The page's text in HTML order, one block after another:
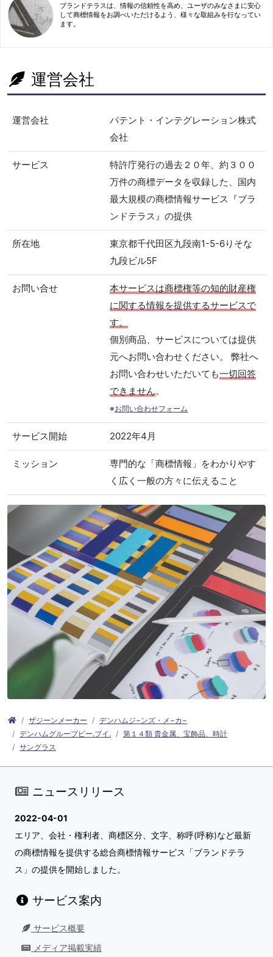
ブランドテラスは、情報の信頼性を高め、ユーザのみなさまに安心
して商標情報をお調べいただけるよう、様々な取組みを行なってい
ます。
運営会社
運営会社
パテント・インテグレーション株式
会社
サービス
特許庁発行の過去２０年、約３００
万件の商標データを収録した、国内
最大規模の商標情報サービス『ブラ
ンドテラス』の提供
所在地
東京都千代田区九段南1-5-6りそな
九段ビル5F
お問い合せ
本サービスは商標権等の知的財産権
に関する情報を提供するサービスで
す。
個別商品、サービスについては提供
元へお問い合わせください。 弊社へ
お問い合わせいただいても一切回答
できません。
※お問い合わせフォーム
サービス開始 2022年4月
ミッション
専門的な「商標情報」をわかりやす
く広く一般の方々に伝えること
ザジーンメーカー
デンハムジ−ンズ・メ−カ−
デンハムグループビー.ブイ.
第１４類 貴金属、宝飾品、時計
サングラス
ニュースリリース
2022-04-01
エリア、会社・権利者、商標区分、文字、称呼(呼称)など最新
の商標情報を提供する総合商標情報サービス「ブランドテラ
ス」の提供を開始しました。
サービス案内
サービス概要
メディア掲載実績